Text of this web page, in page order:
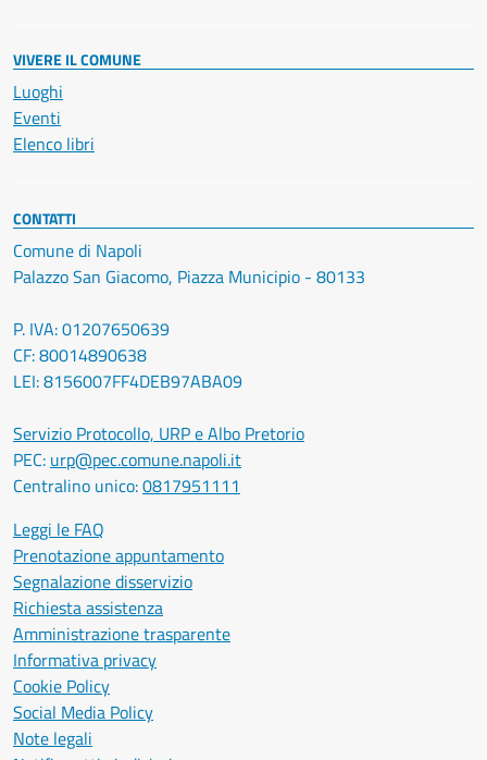
VIVERE IL COMUNE
Luoghi
Eventi
Elenco libri
CONTATTI
Comune di Napoli
Palazzo San Giacomo, Piazza Municipio - 80133
P. IVA: 01207650639
CF: 80014890638
LEI: 8156007FF4DEB97ABA09
Servizio Protocollo, URP e Albo Pretorio
PEC: urp@pec.comune.napoli.it
Centralino unico:0817951111
Leggi le FAQ
Prenotazione appuntamento
Segnalazione disservizio
Richiesta assistenza
Amministrazione trasparente
Informativa privacy
Cookie Policy
Social Media Policy
Note legali